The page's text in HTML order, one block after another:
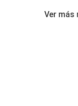
Ver más